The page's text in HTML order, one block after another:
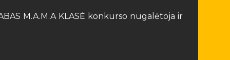
M.A.M.A KLASĖ konkurso nugalėtoja ir